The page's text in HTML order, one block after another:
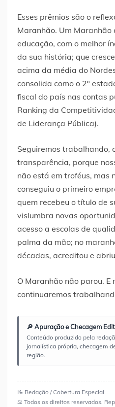
Esses prêmios são o
Maranhão. Um Maranhão
educação, com o melhor
da sua história; que
acima da média do
consolida como o 2º
fiscal do país nas contas
Ranking da
de Liderança Pública).
Seguiremos trabalhando,
transparência, porque
não está em troféus, mas
conseguiu o primeiro
quem recebeu o título de
vislumbra novas
acesso a escolas de
palma da mão; no
décadas, acreditou e
O Maranhão não parou.
continuaremos
🔎 Apuração e Checagem
Conteúdo produzido pela
jornalística própria, checagem
região.
📝 Redação / Cobertura Especial
⚖️ Todos os direitos reservados.